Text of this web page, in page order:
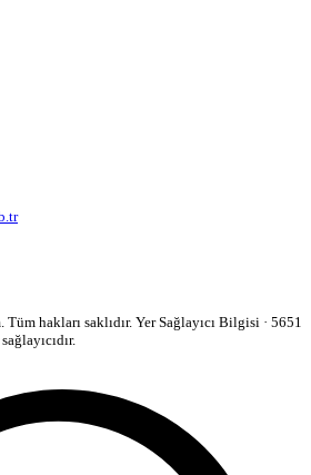
hakları saklıdır. Yer Sağlayıcı Bilgisi · 5651